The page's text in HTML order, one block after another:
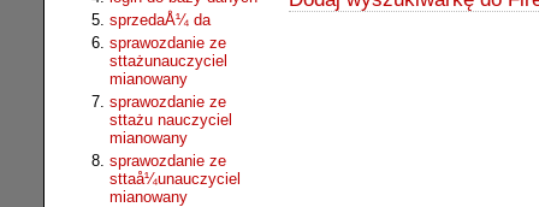
sprzedaÅ¼ da
sprawozdanie ze
sttażunauczyciel
mianowany
sprawozdanie ze
sttażu nauczyciel
mianowany
sprawozdanie ze
sttaå¼unauczyciel
mianowany